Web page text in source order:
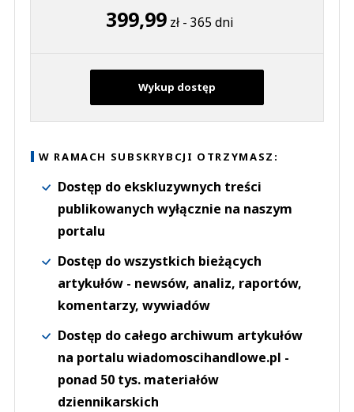
399,99zł - 365 dni
Wykup dostęp
W RAMACH SUBSKRYBCJI OTRZYMASZ:
Dostęp do ekskluzywnych treści
publikowanych wyłącznie na naszym
portalu
Dostęp do wszystkich bieżących
artykułów - newsów, analiz, raportów,
komentarzy, wywiadów
Dostęp do całego archiwum artykułów
na portalu wiadomoscihandlowe.pl -
ponad 50 tys. materiałów
dziennikarskich